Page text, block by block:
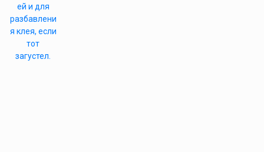
ей и для
разбавлени
я клея, если
тот
загустел.